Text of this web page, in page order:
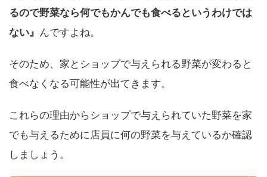
るので野菜なら何でもかんでも食べるというわけでは
ない』 んですよね。
そのため、家とショップで与えられる野菜が変わると
食べなくなる可能性が出てきます。
これらの理由からショップで与えられていた野菜を家
でも与えるために店員に何の野菜を与えているか確認
しましょう。